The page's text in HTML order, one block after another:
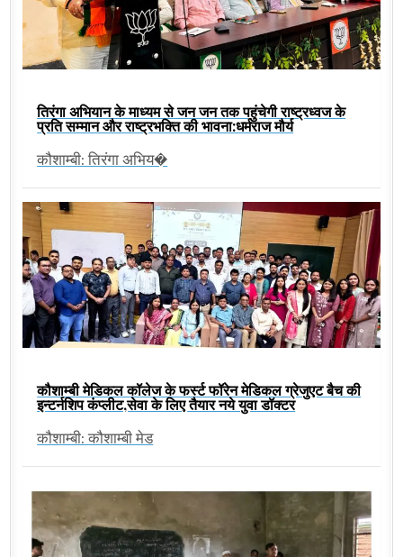
तिरंगा अभियान के माध्यम से जन जन तक पहुंचेगी राष्ट्रध्वज के
प्रति सम्मान और राष्ट्रभक्ति की भावना:धर्मराज मौर्य
कौशाम्बी: तिरंगा अभिय�
कौशाम्बी मेडिकल कॉलेज के फर्स्ट फॉरेन मेडिकल ग्रेजुएट बैच की
इन्टर्नशिप कंप्लीट,सेवा के लिए तैयार नये युवा डॉक्टर
कौशाम्बी: कौशाम्बी मेड